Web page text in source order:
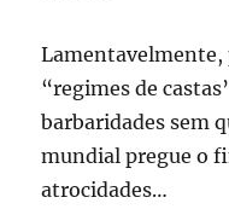
Lamentavelmente,
“regimes de
barbaridades sem
mundial pregue o
atrocidades…